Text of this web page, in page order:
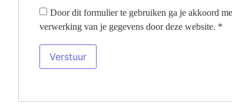
Door dit formulier te gebruiken ga je akkoord
verwerking van je gegevens door deze website. *